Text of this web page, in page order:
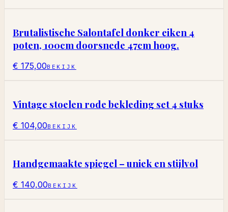
Brutalistische Salontafel donker eiken 4
poten, 100cm doorsnede 47cm hoog.
€ 175,00BEKIJK
Vintage stoelen rode bekleding set 4 stuks
€ 104,00BEKIJK
Handgemaakte spiegel – uniek en stijlvol
€ 140,00BEKIJK